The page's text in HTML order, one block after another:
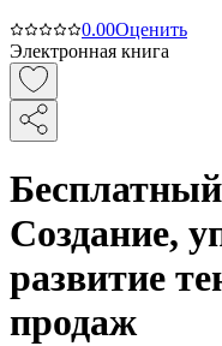
0.00Оценить
Электронная книга
Создание,
развитие
продаж